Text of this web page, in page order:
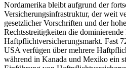
Nordamerika bleibt aufgrund der
Versicherungsinfrastruktur, der weit
gesetzlicher Vorschriften und der
Rechtsstreitigkeiten die
Haftpflichtversicherungsmarkt. Fast
USA verfügen über mehrere
während in Kanada und Mexiko ein